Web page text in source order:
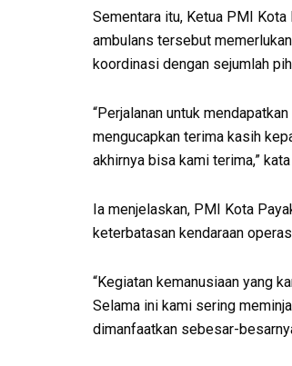
Sementara itu, Ketua PMI
ambulans tersebut
koordinasi dengan sejumlah
“Perjalanan untuk
mengucapkan terima kasih
akhirnya bisa kami terima,”
Ia menjelaskan, PMI Kota
keterbatasan kendaraan
“Kegiatan kemanusiaan yang
Selama ini kami sering
dimanfaatkan sebesar-